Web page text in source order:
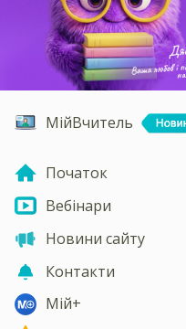
МійВчитель
Початок
Вебінари
Новини сайту
Контакти
Мій+